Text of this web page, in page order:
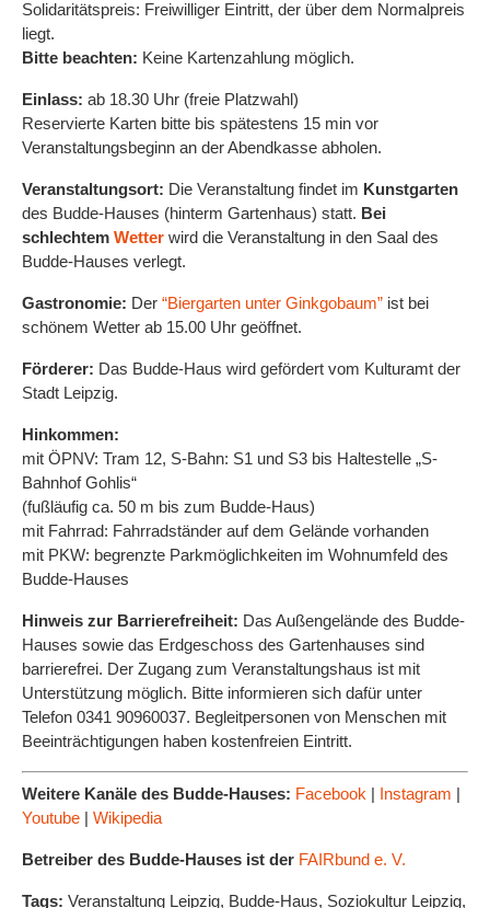
Solidaritätspreis: Freiwilliger Eintritt, der über dem Normalpreis
liegt.
Bitte beachten: Keine Kartenzahlung möglich.
Einlass: ab 18.30 Uhr (freie Platzwahl)
Reservierte Karten bitte bis spätestens 15 min vor
Veranstaltungsbeginn an der Abendkasse abholen.
Veranstaltungsort: Die Veranstaltung findet im Kunstgarten
des Budde-Hauses (hinterm Gartenhaus) statt. Bei
schlechtem Wetter wird die Veranstaltung in den Saal des
Budde-Hauses verlegt.
Gastronomie: Der “Biergarten unter Ginkgobaum” ist bei
schönem Wetter ab 15.00 Uhr geöffnet.
Förderer: Das Budde-Haus wird gefördert vom Kulturamt der
Stadt Leipzig.
Hinkommen:
mit ÖPNV: Tram 12, S-Bahn: S1 und S3 bis Haltestelle „S-
Bahnhof Gohlis“
(fußläufig ca. 50 m bis zum Budde-Haus)
mit Fahrrad: Fahrradständer auf dem Gelände vorhanden
mit PKW: begrenzte Parkmöglichkeiten im Wohnumfeld des
Budde-Hauses
Hinweis zur Barrierefreiheit: Das Außengelände des Budde-
Hauses sowie das Erdgeschoss des Gartenhauses sind
barrierefrei. Der Zugang zum Veranstaltungshaus ist mit
Unterstützung möglich. Bitte informieren sich dafür unter
Telefon 0341 90960037. Begleitpersonen von Menschen mit
Beeinträchtigungen haben kostenfreien Eintritt.
Weitere Kanäle des Budde-Hauses: Facebook | Instagram |
Youtube | Wikipedia
Betreiber des Budde-Hauses ist der FAIRbund e. V.
Tags: Veranstaltung Leipzig, Budde-Haus, Soziokultur Leipzig,